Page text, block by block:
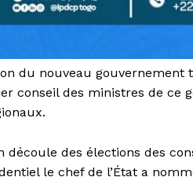
du nouveau gouvernement
conseil des ministres de ce
découle des élections des
le chef de l’État a